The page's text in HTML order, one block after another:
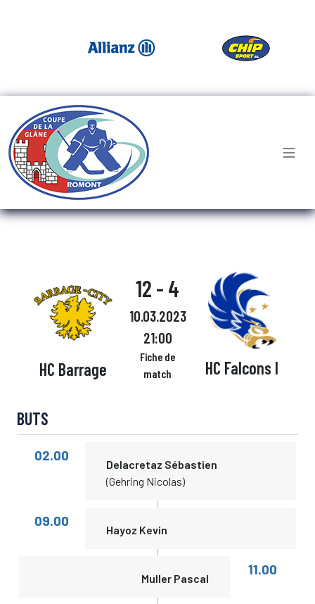
HC Barrage
12 - 4
10.03.2023
21:00
Fiche de
match
HC Falcons I
BUTS
02.00
Delacretaz Sébastien
(Gehring Nicolas)
09.00
Hayoz Kevin
Muller Pascal
11.00